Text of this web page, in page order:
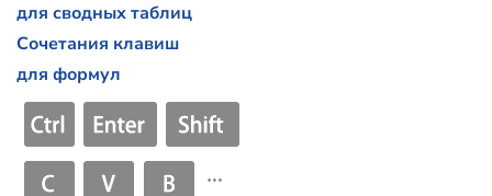
для сводных таблиц
Сочетания клавиш
для формул